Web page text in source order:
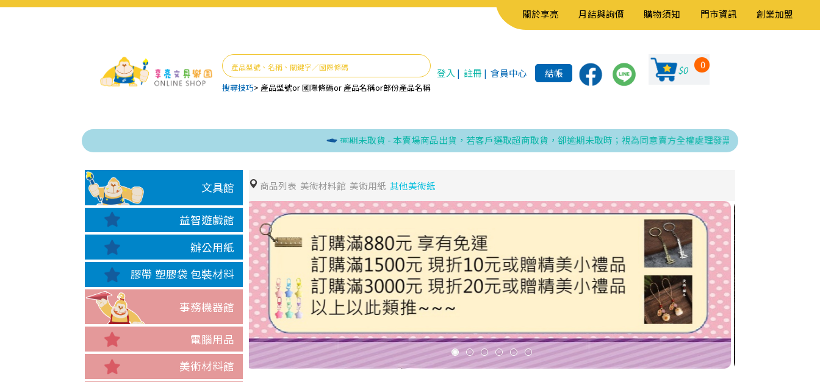
關於享亮 月結與詢價 購物須知 門市資訊 創業加盟
搜尋技巧> 產品型號or國際條碼or 產品名稱or部份產品名稱
登入 | 註冊 | 會員中心 結帳 $0 0
逾期未取貨 - 本賣場商品出貨，若客戶選取超商取貨，卻逾期未取時；視為同意賣方全權處理發票、折讓與銷貨退回之相關程序
文具館
益智遊戲館
辦公用紙
膠帶 塑膠袋 包裝材料
事務機器館
電腦用品
美術材料館
商品列表 美術材料館 美術用紙 其他美術紙